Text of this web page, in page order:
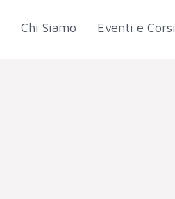
Chi Siamo Eventi e Corsi